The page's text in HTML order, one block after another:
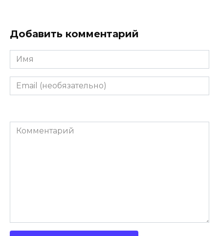
Добавить комментарий
Имя
Email
(необязательно)
Комментарий